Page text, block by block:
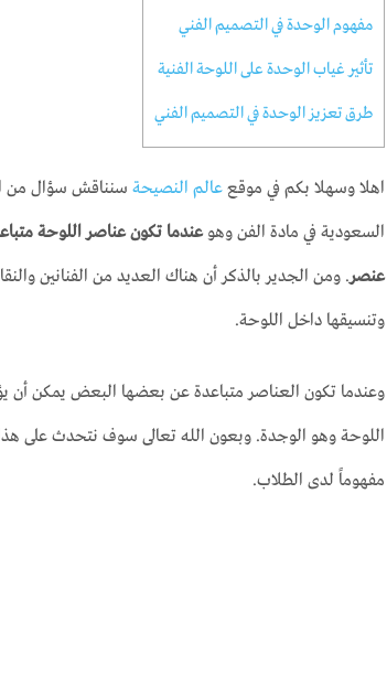
مفهوم الوحدة في التصميم الفني
تأثير غياب الوحدة على اللوحة الفنية
طرق تعزيز الوحدة في التصميم الفني
اهلا وسهلا بكم في موقع عالم النصيحةسنناقش سؤال من
السعودية في مادة الفن وهوعندما تكون عناصر اللوحة
عنصر. ومن الجدير بالذكر أن هناك العديد من الفنانين
وتنسيقها داخل اللوحة.
وعندما تكون العناصر متباعدة عن بعضها البعض يمكن أن
اللوحة وهو الوجدة. وبعون الله تعالى سوف نتحدث على
مفهوماً لدى الطلاب.